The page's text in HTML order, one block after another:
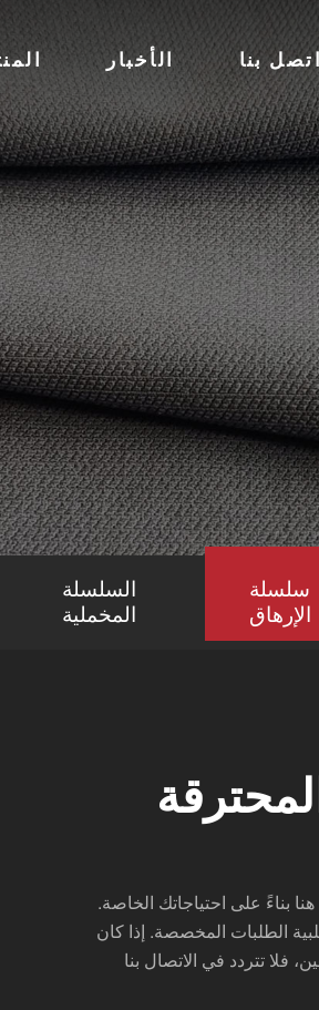
الأخبار بنا
السلسلة
المخملية
سلسلة
الإرهاق
بناءً على احتياجاتك الخاصة.
الطلبات المخصصة. إذا كان